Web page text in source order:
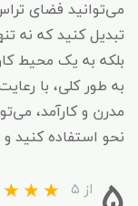
می‌توانید فضای
تبدیل کنید که نه
بلکه به یک محیط
به طور کلی، با
مدرن و کارآمد،
نحو استفاده کنید
از ۵